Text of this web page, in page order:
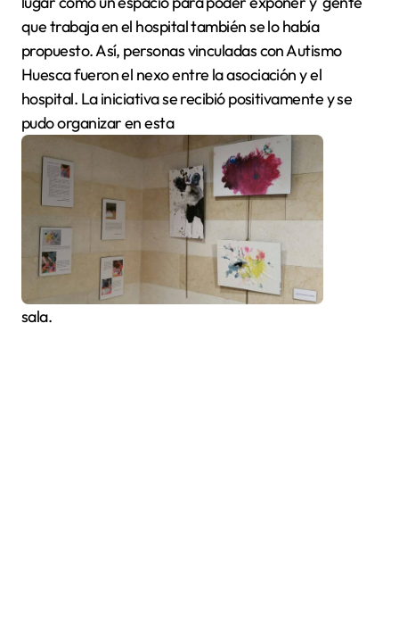
que trabaja en el hospital también se lo había
propuesto. Así, personas vinculadas con Autismo
Huesca fueron el nexo entre la asociación y el
hospital. La iniciativa se recibió positivamente y se
pudo organizar en esta
sala.